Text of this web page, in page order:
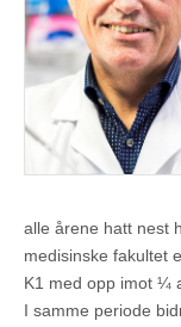
alle årene hatt nest
medisinske fakultet
K1 med opp imot ¼
I samme periode